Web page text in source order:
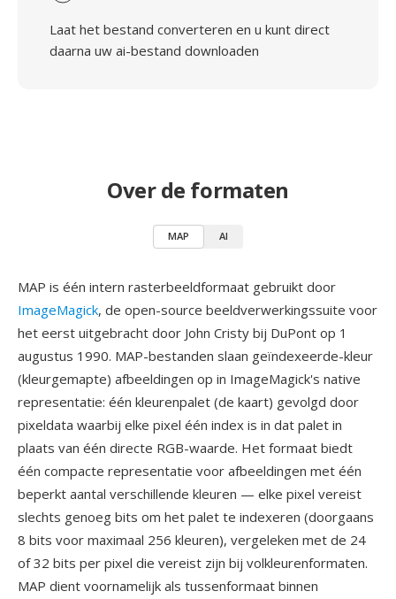
Laat het bestand converteren en u kunt direct
daarna uw ai-bestand downloaden
Over de formaten
MAP AI
MAP is één intern rasterbeeldformaat gebruikt door
ImageMagick, de open-source beeldverwerkingssuite voor
het eerst uitgebracht door John Cristy bij DuPont op 1
augustus 1990. MAP-bestanden slaan geïndexeerde-kleur
(kleurgemapte) afbeeldingen op in ImageMagick's native
representatie: één kleurenpalet (de kaart) gevolgd door
pixeldata waarbij elke pixel één index is in dat palet in
plaats van één directe RGB-waarde. Het formaat biedt
één compacte representatie voor afbeeldingen met één
beperkt aantal verschillende kleuren — elke pixel vereist
slechts genoeg bits om het palet te indexeren (doorgaans
8 bits voor maximaal 256 kleuren), vergeleken met de 24
of 32 bits per pixel die vereist zijn bij volkleurenformaten.
MAP dient voornamelijk als tussenformaat binnen